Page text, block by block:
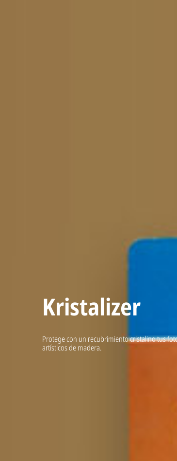
Kristalizer
Protege con un recubrimiento cristalino tus
artísticos de madera.